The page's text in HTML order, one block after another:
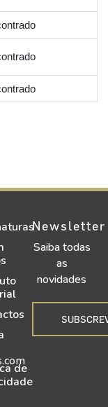
de
Newsletter
Saiba todas
as
novidades